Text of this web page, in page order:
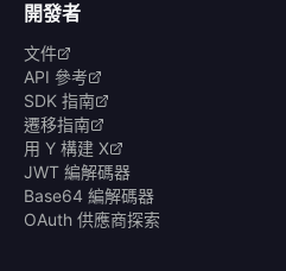
開發者
文件
API 參考
SDK 指南
遷移指南
用 Y 構建 X
JWT 編解碼器
Base64 編解碼器
OAuth 供應商探索